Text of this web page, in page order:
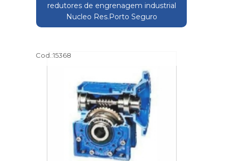
redutores de engrenagem industrial
Nucleo Res.Porto Seguro
Cod.:15368